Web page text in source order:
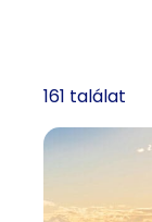
161 találat